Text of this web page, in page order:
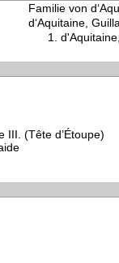
Familie von
d‘Aquitaine,
III. (Tête d’Étoupe)